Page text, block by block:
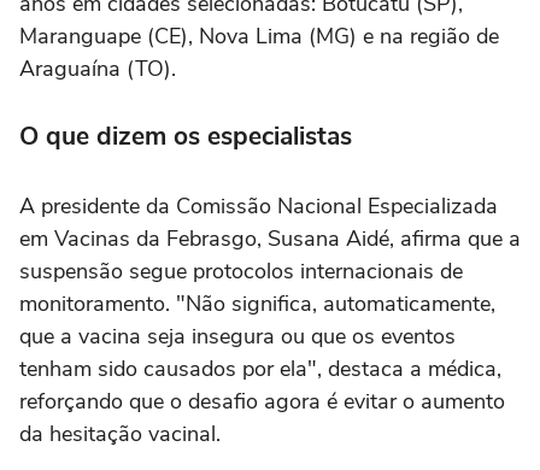
Maranguape (CE), Nova Lima (MG) e na região de
Araguaína (TO).
O que dizem os especialistas
A presidente da Comissão Nacional Especializada
em Vacinas da Febrasgo, Susana Aidé, afirma que a
suspensão segue protocolos internacionais de
monitoramento. "Não significa, automaticamente,
que a vacina seja insegura ou que os eventos
tenham sido causados por ela", destaca a médica,
reforçando que o desafio agora é evitar o aumento
da hesitação vacinal.